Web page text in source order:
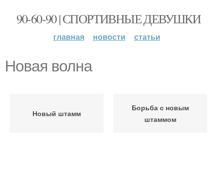
90-60-90 | СПОРТИВНЫЕ ДЕВУШКИ
главная новости статьи
Новая волна
Новый штамм
Борьба с новым
штаммом